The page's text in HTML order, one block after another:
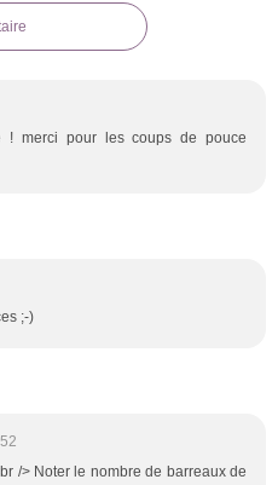
! merci pour les coups de pouce
;-)
/> Noter le nombre de barreaux de